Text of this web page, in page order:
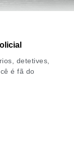
detetives,
é fã do